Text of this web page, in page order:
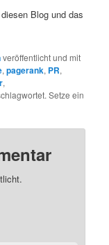
Blog und das
veröffentlicht und mit
,pagerank, PR,
,
Setze ein